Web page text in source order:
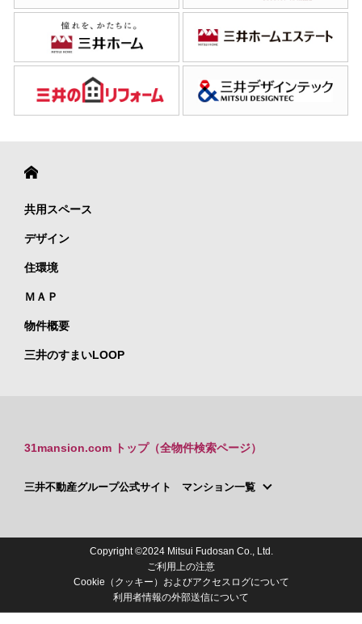
共用スペース
デザイン
住環境
ＭＡＰ
物件概要
三井のすまいLOOP
31mansion.com トップ（全物件検索ページ）
三井不動産グループ公式サイト マンション一覧
Copyright ©2024 Mitsui Fudosan Co., Ltd.
ご利用上の注意
Cookie（クッキー）およびアクセスログについて
利用者情報の外部送信について